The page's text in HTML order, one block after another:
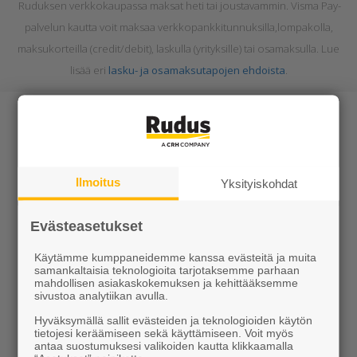
Ruduksen verkkokaupassa maksat heti tai joustavammin. Visma Pay-
palvelun kautta voit maksaa verkkopankkitunnuksilla,lompakolla,
maksukorteilla (credit/debit), laskulla (yrityksille) tai osamaksulla. Lue
lisää eri lasku- ja osamaksutapojen ehdoista.
Tuotteet
Kiviainekset
Pihakivet ja maisematuotteet
Betoni
Ilmoitus Yksityiskohdat
Evästeasetukset
Käytämme kumppaneidemme kanssa evästeitä ja muita
samankaltaisia teknologioita tarjotaksemme parhaan
mahdollisen asiakaskokemuksen ja kehittääksemme
sivustoa analytiikan avulla.
Hyväksymällä sallit evästeiden ja teknologioiden käytön
tietojesi keräämiseen sekä käyttämiseen. Voit myös
antaa suostumuksesi valikoiden kautta klikkaamalla